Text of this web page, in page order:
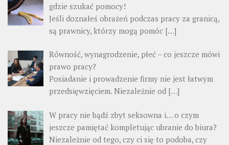
gdzie szukać pomocy!
Jeśli doznałeś obrażeń podczas pracy za granicą,
są prawnicy, którzy mogą pomóc […]
Równość, wynagrodzenie, płeć – co jeszcze mówi
prawo pracy?
Posiadanie i prowadzenie firmy nie jest łatwym
przedsięwzięciem. Niezależnie od […]
W pracy nie bądź zbyt seksowna i… o czym
jeszcze pamiętać kompletując ubranie do biura?
Niezależnie od tego, czy ci się to podoba, czy